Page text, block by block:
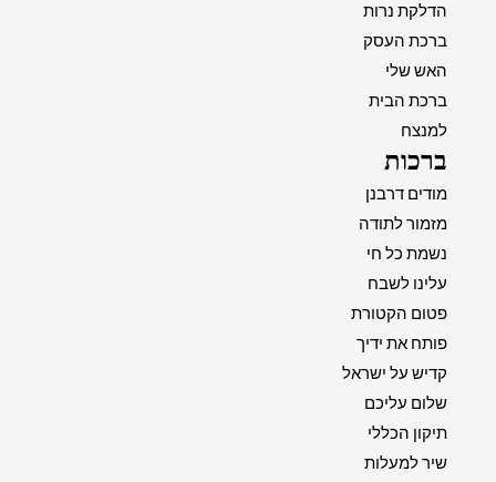
הדלקת נרות
ברכת העסק
האש שלי
ברכת הבית
למנצח
ברכות
מודים דרבנן
מזמור לתודה
נשמת כל חי
עלינו לשבח
פטום הקטורת
פותח את ידיך
קדיש על ישראל
שלום עליכם
תיקון הכללי
שיר למעלות